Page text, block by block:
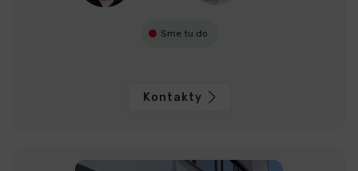
Sme tu do
Kontakty